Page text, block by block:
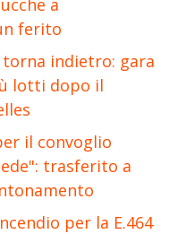
ferito
indietro: gara
lotti dopo il
il convoglio
trasferito a
per la E.464